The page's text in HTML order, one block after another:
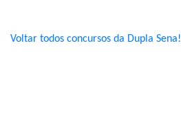
Voltar todos concursos da Dupla Sena!